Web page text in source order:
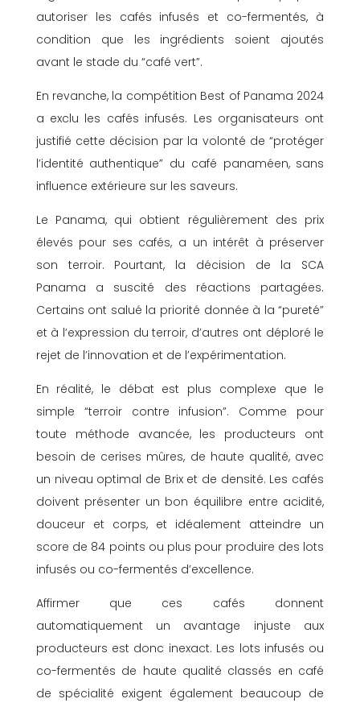
autoriser les cafés infusés et co-fermentés, à
condition que les ingrédients soient ajoutés
avant le stade du “café vert”.
En revanche, la compétition Best of Panama 2024
a exclu les cafés infusés. Les organisateurs ont
justifié cette décision par la volonté de “protéger
l’identité authentique” du café panaméen, sans
influence extérieure sur les saveurs.
Le Panama, qui obtient régulièrement des prix
élevés pour ses cafés, a un intérêt à préserver
son terroir. Pourtant, la décision de la SCA
Panama a suscité des réactions partagées.
Certains ont salué la priorité donnée à la “pureté”
et à l’expression du terroir, d’autres ont déploré le
rejet de l’innovation et de l’expérimentation.
En réalité, le débat est plus complexe que le
simple “terroir contre infusion”. Comme pour
toute méthode avancée, les producteurs ont
besoin de cerises mûres, de haute qualité, avec
un niveau optimal de Brix et de densité. Les cafés
doivent présenter un bon équilibre entre acidité,
douceur et corps, et idéalement atteindre un
score de 84 points ou plus pour produire des lots
infusés ou co-fermentés d’excellence.
Affirmer que ces cafés donnent
automatiquement un avantage injuste aux
producteurs est donc inexact. Les lots infusés ou
co-fermentés de haute qualité classés en café
de spécialité exigent également beaucoup de